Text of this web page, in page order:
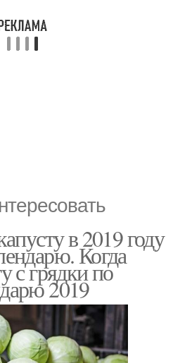
в 2019 году
Когда
с грядки по
2019